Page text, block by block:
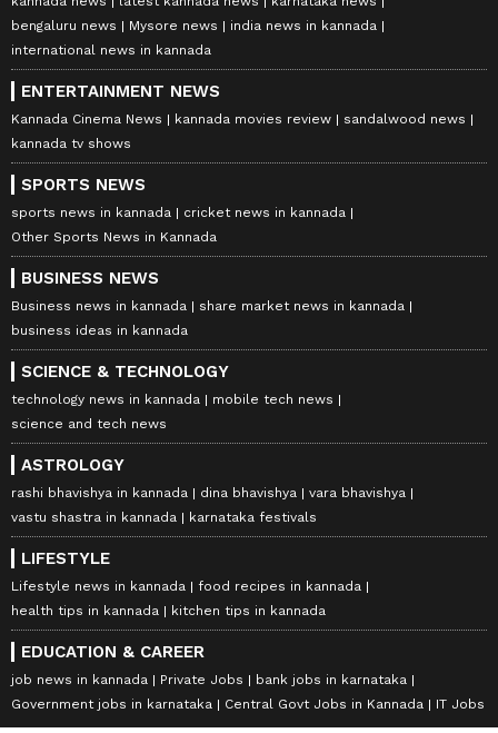
bengaluru news
Mysore news
india news in kannada
international news in kannada
ENTERTAINMENT NEWS
Kannada Cinema News kannada movies review
sandalwood news
kannada tv shows
SPORTS NEWS
sports news in kannada
cricket news in kannada
Other Sports News in Kannada
BUSINESS NEWS
Business news in kannada
share market news in kannada
business ideas in kannada
SCIENCE & TECHNOLOGY
technology news in kannada
mobile tech news
science and tech news
ASTROLOGY
rashi bhavishya in kannada dina bhavishya
vara bhavishya
vastu shastra in kannada
karnataka festivals
LIFESTYLE
Lifestyle news in kannada
food recipes in kannada
health tips in kannada
kitchen tips in kannada
EDUCATION & CAREER
job news in kannada Private Jobs
bank jobs in karnataka
Government jobs in karnataka
Central Govt Jobs in Kannada IT Jobs